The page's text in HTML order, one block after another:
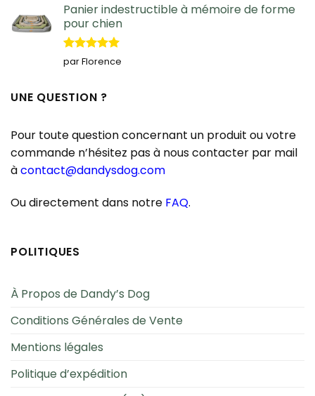
Panier indestructible à mémoire de forme
pour chien
Note5sur
5
par Florence
UNE QUESTION ?
Pour toute question concernant un produit ou votre
commande n’hésitez pas à nous contacter par mail
àcontact@dandysdog.com
Ou directement dans notre FAQ.
POLITIQUES
À Propos de Dandy’s Dog
Conditions Générales de Vente
Mentions légales
Politique d’expédition